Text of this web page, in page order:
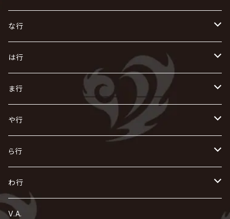
Azavana
Acid Black Cherry
Ashmaze.
exist†trace
色々な十字架
168 / 葵-168-
VIRGE / ヴァージュ
Waive
UCHUSENTAI:NOIZ / 宇宙戦隊NOIZ
え
ACE OF SPADES
X JAPAN
LSN / The LEGENDARY SIX NINE
お
AURORIZE
OFIAM
Kαin
the GazettE
GOTCHAROCKA
KISAKI
キズ
KIRITO / キリト
く
Crack6
グラビティ
GREN / グレン
け
[ kei ] / 圭
仮病
こ
GOATBED
ゴールデンボンバー
CONTRASTZ
ザアザア
The THIRTEEN
XANVALA
し
Zeke Deux
Z CLEAR
Sick²
す
Z CLEAR
超ジャシー
sukekiyo
せ
ゼラ
零[Hz]
そ
SOPHIA
ZOMBIE / ぞんび
た
DASEIN
DAIGO
DADAROMA
ち
CHAQLA.
つ
て
D
DIAURA
DaizyStripper
と
東京花嫁
Tourbillon
な行
な
NIGHTMARE
NAZARE
に
NiEL
NICOLAS
ぬ
nurié
ね
NETH PRIERE CAIN
NEVERLAND
の
NoGoD
は行
は
heidi.
H.U.G
BugLug
ひ
HERO
美炎-BIEN-
HIZAKI
ふ
Far East Dizain
Fatüm
へ
BabyKingdom
ほ
ま行
ま
THE MICRO HEAD 4N'S
MAO / マオ from SID
マガツノート
み
未完成アリス
ミスイ
む
MUCC / ムック
め
や行
や
ヤミテラ / 外道反逆者ヤミテラ
ゆ
YUKIYA / 藤田幸也
よ
ら行
ら
rice
り
わ行
わ
V.A.